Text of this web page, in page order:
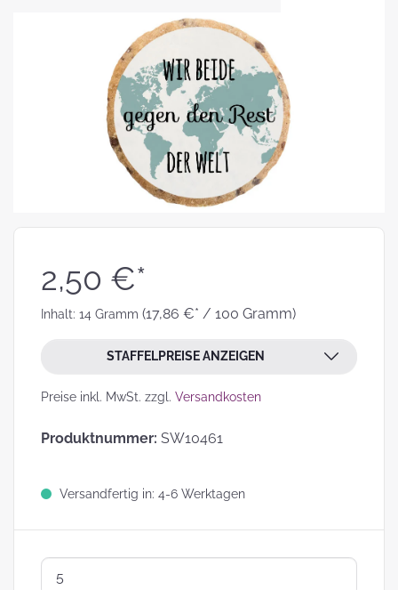
2,50 €*
Inhalt: 14 Gramm (17,86 €* / 100 Gramm)
STAFFELPREISE ANZEIGEN
Preise inkl. MwSt. zzgl. Versandkosten
Produktnummer: SW10461
Versandfertig in: 4-6 Werktagen